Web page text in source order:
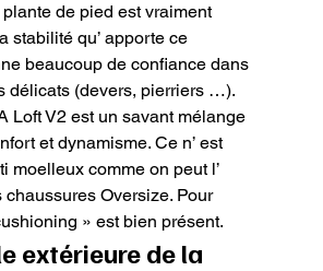
de pied est vraiment
stabilité qu’ apporte ce
beaucoup de confiance dans
délicats (devers, pierriers …).
Loft V2 est un savant mélange
et dynamisme. Ce n’ est
moelleux comme on peut l’
chaussures Oversize. Pour
» est bien présent.
extérieure de la